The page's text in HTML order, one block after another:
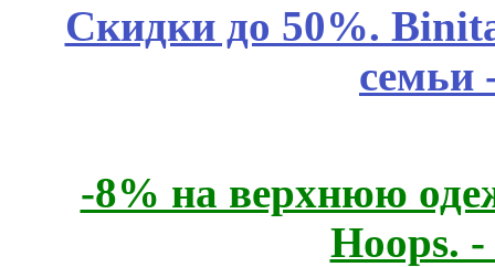
Скидки до 50%.
семьи
-8% на верхнюю
Hoops.